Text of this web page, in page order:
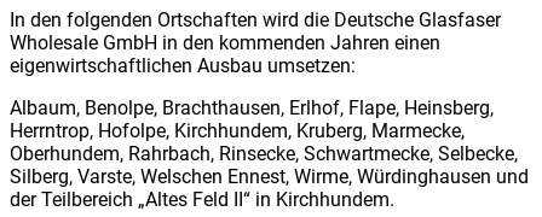
In den folgenden Ortschaften wird die Deutsche Glasfaser
Wholesale GmbH in den kommenden Jahren einen
eigenwirtschaftlichen Ausbau umsetzen:
Albaum, Benolpe, Brachthausen, Erlhof, Flape, Heinsberg,
Herrntrop, Hofolpe, Kirchhundem, Kruberg, Marmecke,
Oberhundem, Rahrbach, Rinsecke, Schwartmecke, Selbecke,
Silberg, Varste, Welschen Ennest, Wirme, Würdinghausen und
der Teilbereich „Altes Feld II“ in Kirchhundem.